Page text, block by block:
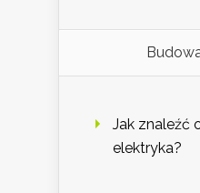
Jak znaleźć
elektryka?